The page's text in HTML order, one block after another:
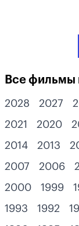
Все фильмы
2028 2027
2021
2020
2014
2013
2007
2006
2000
1999
1993
1992